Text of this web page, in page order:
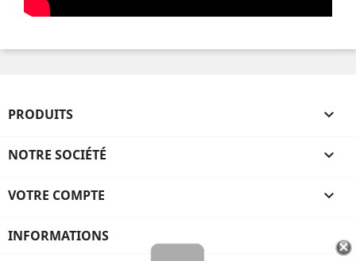
PRODUITS 
NOTRE SOCIÉTÉ 
VOTRE COMPTE 
INFORMATIONS